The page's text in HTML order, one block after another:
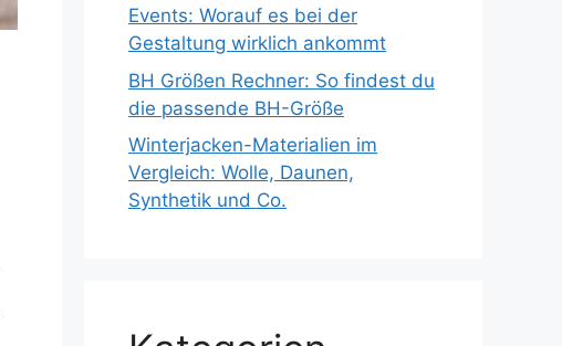
Events: Worauf es bei der
Gestaltung wirklich ankommt
BH Größen Rechner: So findest du
die passende BH-Größe
Winterjacken-Materialien im
Vergleich: Wolle, Daunen,
Synthetik und Co.